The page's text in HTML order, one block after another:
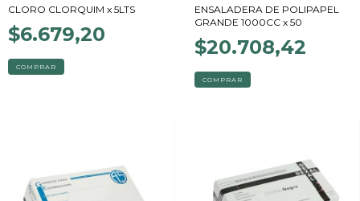
CLORO CLORQUIM x 5LTS
$6.679,20
ENSALADERA DE POLIPAPEL
GRANDE 1000CC x 50
$20.708,42
COMPRAR